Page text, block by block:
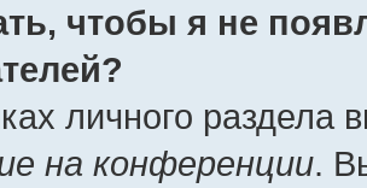
чтобы я не
личного
на конференции.